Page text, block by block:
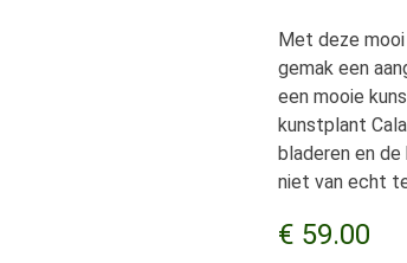
Met deze
gemak een
een mooie
kunstplant
bladeren en
niet van echt
€ 59.00